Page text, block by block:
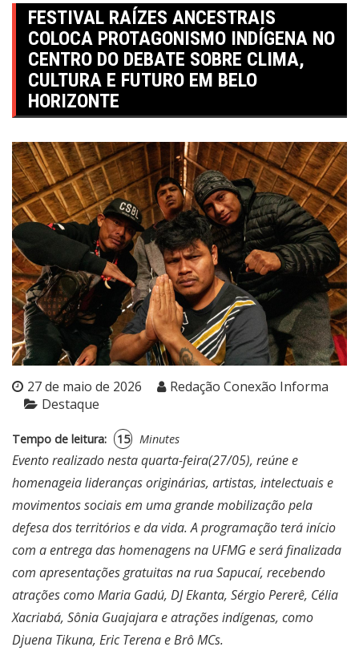
FESTIVAL RAÍZES ANCESTRAIS
COLOCA PROTAGONISMO INDÍGENA NO
CENTRO DO DEBATE SOBRE CLIMA,
CULTURA E FUTURO EM BELO
HORIZONTE
27 de maio de 2026
Redação Conexão Informa
Destaque
Tempo de leitura: 15 Minutes
Evento realizado nesta quarta-feira(27/05), reúne e
homenageia lideranças originárias, artistas, intelectuais e
movimentos sociais em uma grande mobilização pela
defesa dos territórios e da vida. A programação terá início
com a entrega das homenagens na UFMG e será finalizada
com apresentações gratuitas na rua Sapucaí, recebendo
atrações como Maria Gadú, DJ Ekanta, Sérgio Pererê, Célia
Xacriabá, Sônia Guajajara e atrações indígenas, como
Djuena Tikuna, Eric Terena e Brô MCs.